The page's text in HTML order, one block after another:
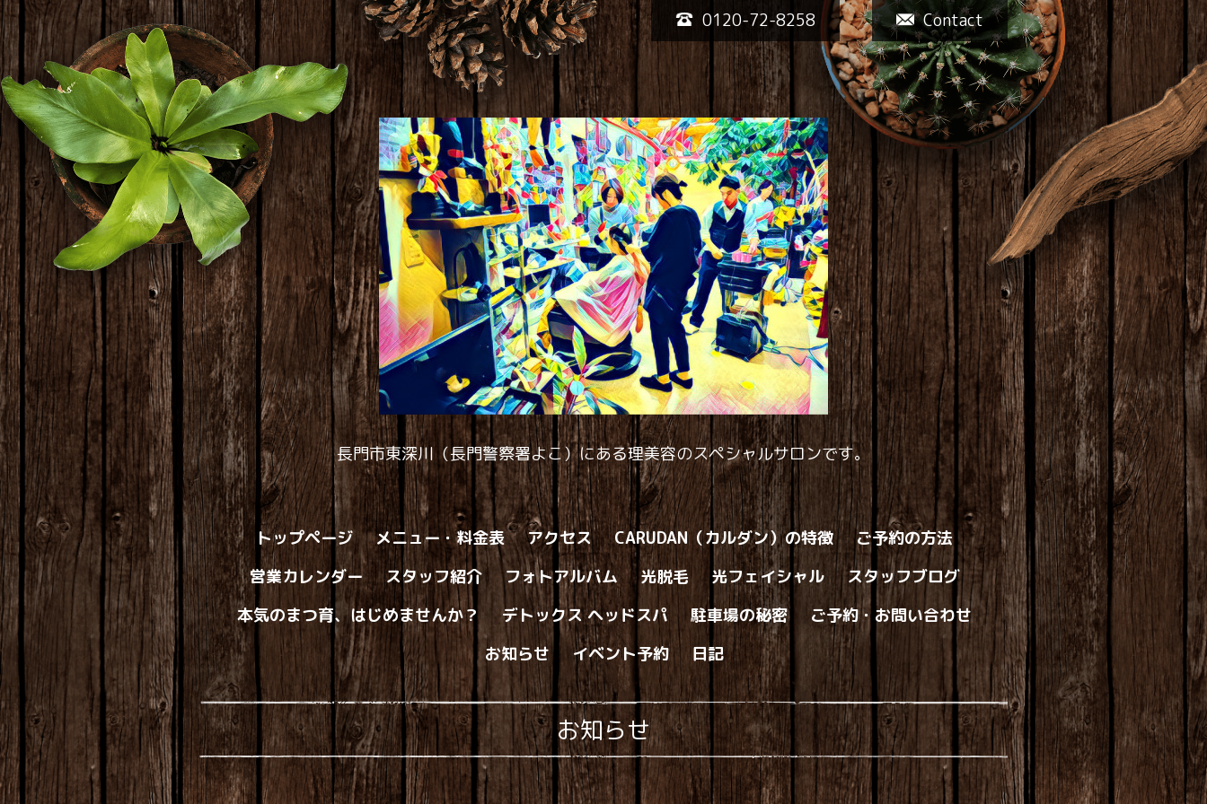
Contact
0120-72-8258
長門市東深川（長門警察署よこ）にある理美容のスペシャルサロンです。
トップページ メニュー・料金表 アクセス CARUDAN（カルダン）の特徴
ご予約の方法
営業カレンダー
スタッフ紹介 フォトアルバム 光脱毛 光フェイシャル
スタッフブログ
本気のまつ育、はじめませんか？
デトックス ヘッドスパ 駐車場の秘密
ご予約・お問い合わせ
お知らせ
イベント予約 日記
お知らせ